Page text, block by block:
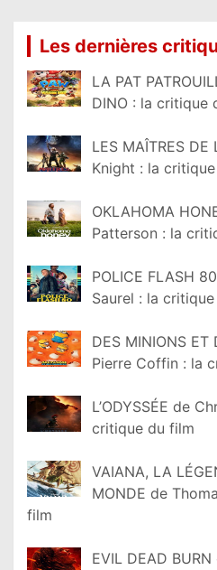
Les dernières
LA PAT
DINO : la critique
LES MAÎTRES DE
Knight : la
OKLAHOMA
Patterson : la
POLICE FLASH
Saurel : la
DES MINIONS ET
Pierre Coffin : la
L’ODYSSÉE de
critique du film
VAIANA, LA
MONDE de
film
EVIL DEAD